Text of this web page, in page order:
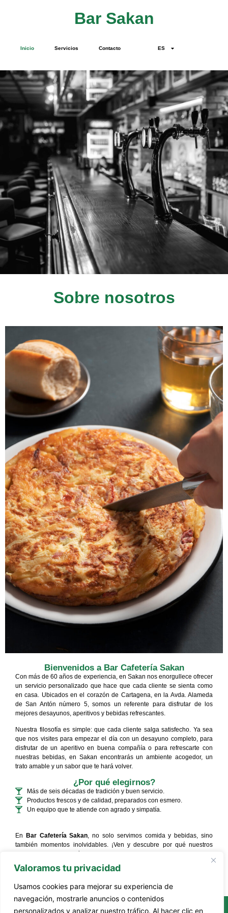
Valoramos tu privacidad
Usamos cookies para mejorar su experiencia de
navegación, mostrarle anuncios o contenidos
personalizados y analizar nuestro tráfico. Al hacer clic en
Bar Sakan
Inicio Servicios Contacto ES
Sobre nosotros
Bienvenidos a Bar Cafetería Sakan
Con más de 60 años de experiencia, en Sakan nos enorgullece ofrecer
un servicio personalizado que hace que cada cliente se sienta como
en casa. Ubicados en el corazón de Cartagena, en la Avda. Alameda
de San Antón número 5, somos un referente para disfrutar de los
mejores desayunos, aperitivos y bebidas refrescantes.
Nuestra filosofía es simple: que cada cliente salga satisfecho. Ya sea
que nos visites para empezar el día con un desayuno completo, para
disfrutar de un aperitivo en buena compañía o para refrescarte con
nuestras bebidas, en Sakan encontrarás un ambiente acogedor, un
trato amable y un sabor que te hará volver.
¿Por qué elegirnos?
Más de seis décadas de tradición y buen servicio.
Productos frescos y de calidad, preparados con esmero.
Un equipo que te atiende con agrado y simpatía.
En Bar Cafetería Sakan, no solo servimos comida y bebidas, sino
también momentos inolvidables. ¡Ven y descubre por qué nuestros
clientes dicen que aquí